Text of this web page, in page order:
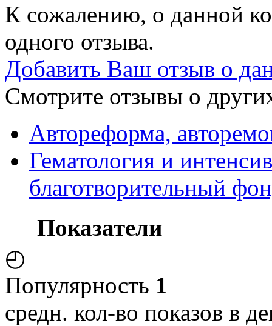
К сожалению, о данной
одного отзыва.
Добавить Ваш отзыв о
Смотрите отзывы о
Автореформа,
Гематология и
благотворительный
Показатели
◴
Популярность 1
средн. кол-во показов в